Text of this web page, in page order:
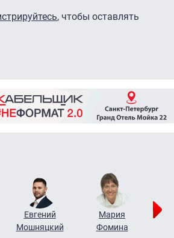
, чтобы оставлять
Евгений
Мошняцкий
Мария
Фомина